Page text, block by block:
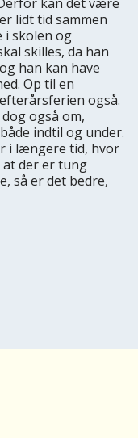
lidt tid sammen
i skolen og
skilles, da han
han kan have
Op til en
også.
også om,
indtil og under.
i længere tid, hvor
at der er tung
så er det bedre,